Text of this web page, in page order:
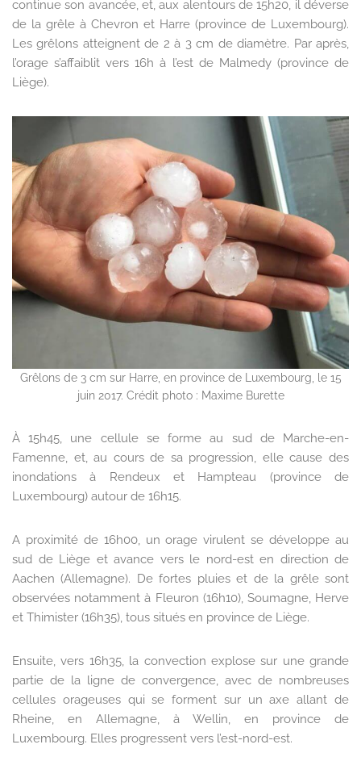
continue son avancée, et, aux alentours de 15h20, il déverse
de la grêle à Chevron et Harre (province de Luxembourg).
Les grêlons atteignent de 2 à 3 cm de diamètre. Par après,
l’orage s’affaiblit vers 16h à l’est de Malmedy (province de
Liège).
Grêlons de 3 cm sur Harre, en province de Luxembourg, le 15
juin 2017. Crédit photo : Maxime Burette
À 15h45, une cellule se forme au sud de Marche-en-
Famenne, et, au cours de sa progression, elle cause des
inondations à Rendeux et Hampteau (province de
Luxembourg) autour de 16h15.
A proximité de 16h00, un orage virulent se développe au
sud de Liège et avance vers le nord-est en direction de
Aachen (Allemagne). De fortes pluies et de la grêle sont
observées notamment à Fleuron (16h10), Soumagne, Herve
et Thimister (16h35), tous situés en province de Liège.
Ensuite, vers 16h35, la convection explose sur une grande
partie de la ligne de convergence, avec de nombreuses
cellules orageuses qui se forment sur un axe allant de
Rheine, en Allemagne, à Wellin, en province de
Luxembourg. Elles progressent vers l’est-nord-est.